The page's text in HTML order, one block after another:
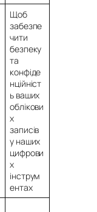
Щоб
забезпе
чити
безпеку
та
конфіде
нційніст
ь ваших
облікови
х
записів
у наших
цифрови
х
інструм
ентах